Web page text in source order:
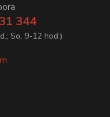
344
So, 9-12 hod.)